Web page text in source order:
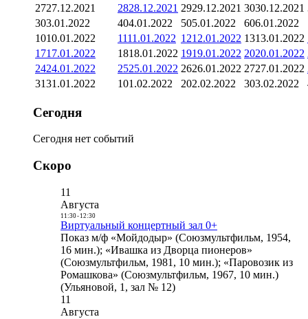
2727.12.2021 2828.12.2021 2929.12.2021 3030.12.2021
303.01.2022 404.01.2022 505.01.2022 606.01.2022
1010.01.2022 1111.01.2022 1212.01.2022 1313.01.2022
1717.01.2022 1818.01.2022 1919.01.2022 2020.01.2022
2424.01.2022 2525.01.2022 2626.01.2022 2727.01.2022
3131.01.2022 101.02.2022 202.02.2022 303.02.2022
Сегодня
Сегодня нет событий
Скоро
11
Августа
11:30- 12:30
Виртуальный концертный зал 0+
Показ м/ф «Мойдодыр» (Союзмультфильм, 1954,
16 мин.); «Ивашка из Дворца пионеров»
(Союзмультфильм, 1981, 10 мин.); «Паровозик из
Ромашкова» (Союзмультфильм, 1967, 10 мин.)
(Ульяновой, 1, зал № 12)
11
Августа